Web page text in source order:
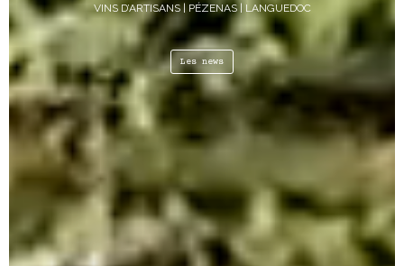
VINS D’ARTISANS | PÉZENAS | LANGUEDOC
Les news